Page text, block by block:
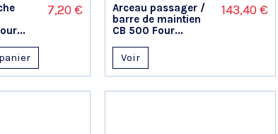
7,20 €
Arceau passager /
barre de maintien
CB 500 Four...
143,40 €
Voir